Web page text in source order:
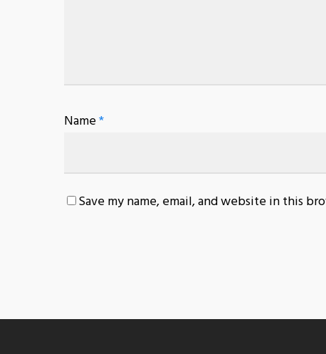
Name*
Save my name, email, and website in this